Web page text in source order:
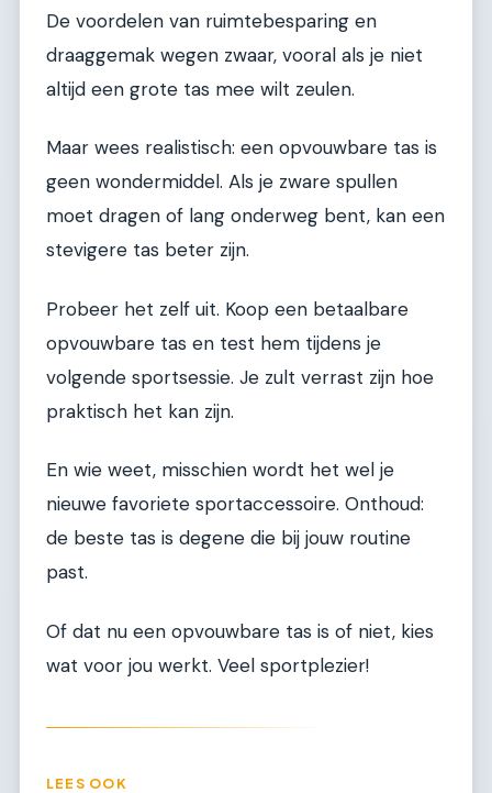
De voordelen van ruimtebesparing en
draaggemak wegen zwaar, vooral als je niet
altijd een grote tas mee wilt zeulen.
Maar wees realistisch: een opvouwbare tas is
geen wondermiddel. Als je zware spullen
moet dragen of lang onderweg bent, kan een
stevigere tas beter zijn.
Probeer het zelf uit. Koop een betaalbare
opvouwbare tas en test hem tijdens je
volgende sportsessie. Je zult verrast zijn hoe
praktisch het kan zijn.
En wie weet, misschien wordt het wel je
nieuwe favoriete sportaccessoire. Onthoud:
de beste tas is degene die bij jouw routine
past.
Of dat nu een opvouwbare tas is of niet, kies
wat voor jou werkt. Veel sportplezier!
LEES OOK